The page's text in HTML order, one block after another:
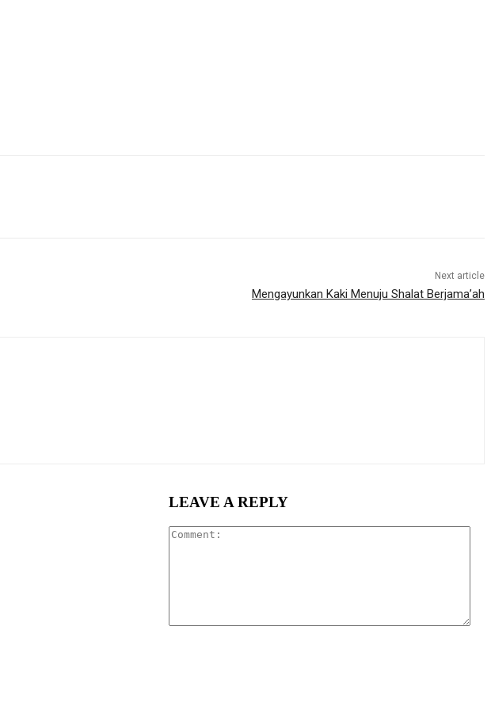
Next article
Mengayunkan Kaki Menuju Shalat Berjama’ah
LEAVE A REPLY